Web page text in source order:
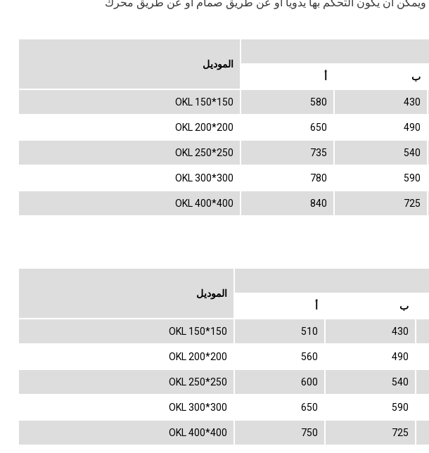
الموديل
ب
OKL 150*150 580 430
OKL 200*200 650 490
OKL 250*250 735 540
OKL 300*300 780 590
OKL 400*400 840 725
الموديل
ب
OKL 150*150 510 430
OKL 200*200 560 490
OKL 250*250 600 540
OKL 300*300 650 590
OKL 400*400 750 725